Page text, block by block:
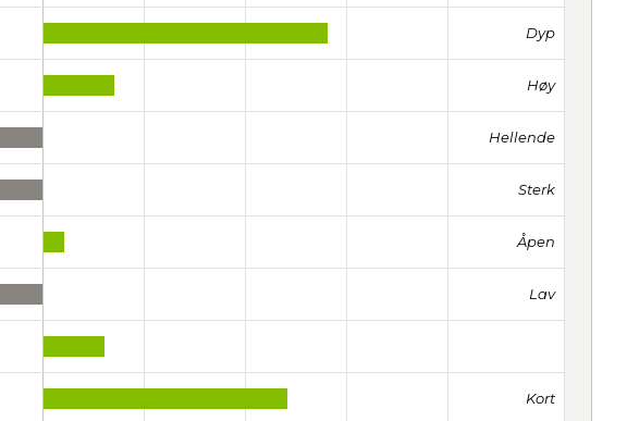
Dyp
Høy
Hellende
Sterk
Åpen
Lav
Kort